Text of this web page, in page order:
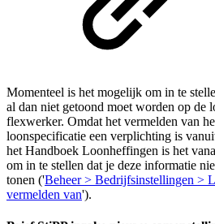
Momenteel is het mogelijk om in te
al dan niet getoond moet worden op de
flexwerker. Omdat het vermelden van
loonspecificatie een verplichting is
het Handboek Loonheffingen is het
om in te stellen dat je deze informatie
tonen ('Beheer > Bedrijfsinstellingen >
vermelden van').